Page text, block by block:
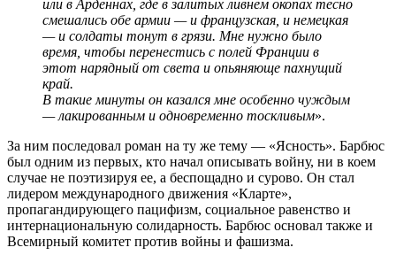
или в Арденнах, где в залитых ливнем окопах тесно
смешались обе армии — и французская, и немецкая
— и солдаты тонут в грязи. Мне нужно было
время, чтобы перенестись с полей Франции в
этот нарядный от света и опьяняюще пахнущий
край.
В такие минуты он казался мне особенно чуждым
— лакированным и одновременно тоскливым».
За ним последовал роман на ту же тему — «Ясность». Барбюс
был одним из первых, кто начал описывать войну, ни в коем
случае не поэтизируя ее, а беспощадно и сурово. Он стал
лидером международного движения «Кларте»,
пропагандирующего пацифизм, социальное равенство и
интернациональную солидарность. Барбюс основал также и
Всемирный комитет против войны и фашизма.